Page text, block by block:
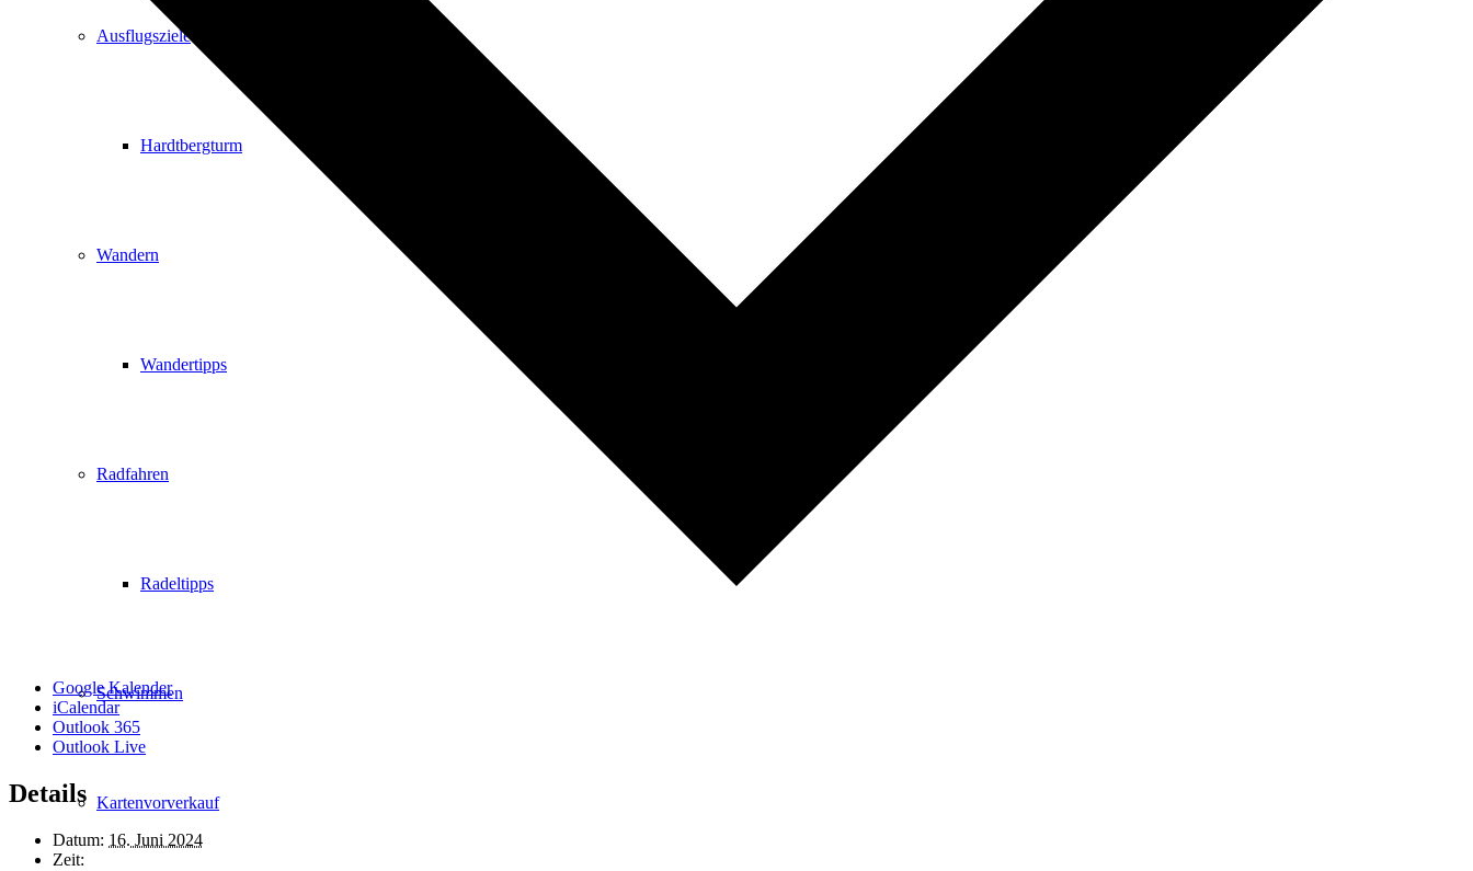
Ausflugsziele
Hardtbergturm
Wandern
Wandertipps
Radfahren
Radeltipps
Schwimmen
Kartenvorverkauf
Google Kalender
iCalendar
Outlook 365
Outlook Live
Details
Datum: 16. Juni 2024
Zeit: